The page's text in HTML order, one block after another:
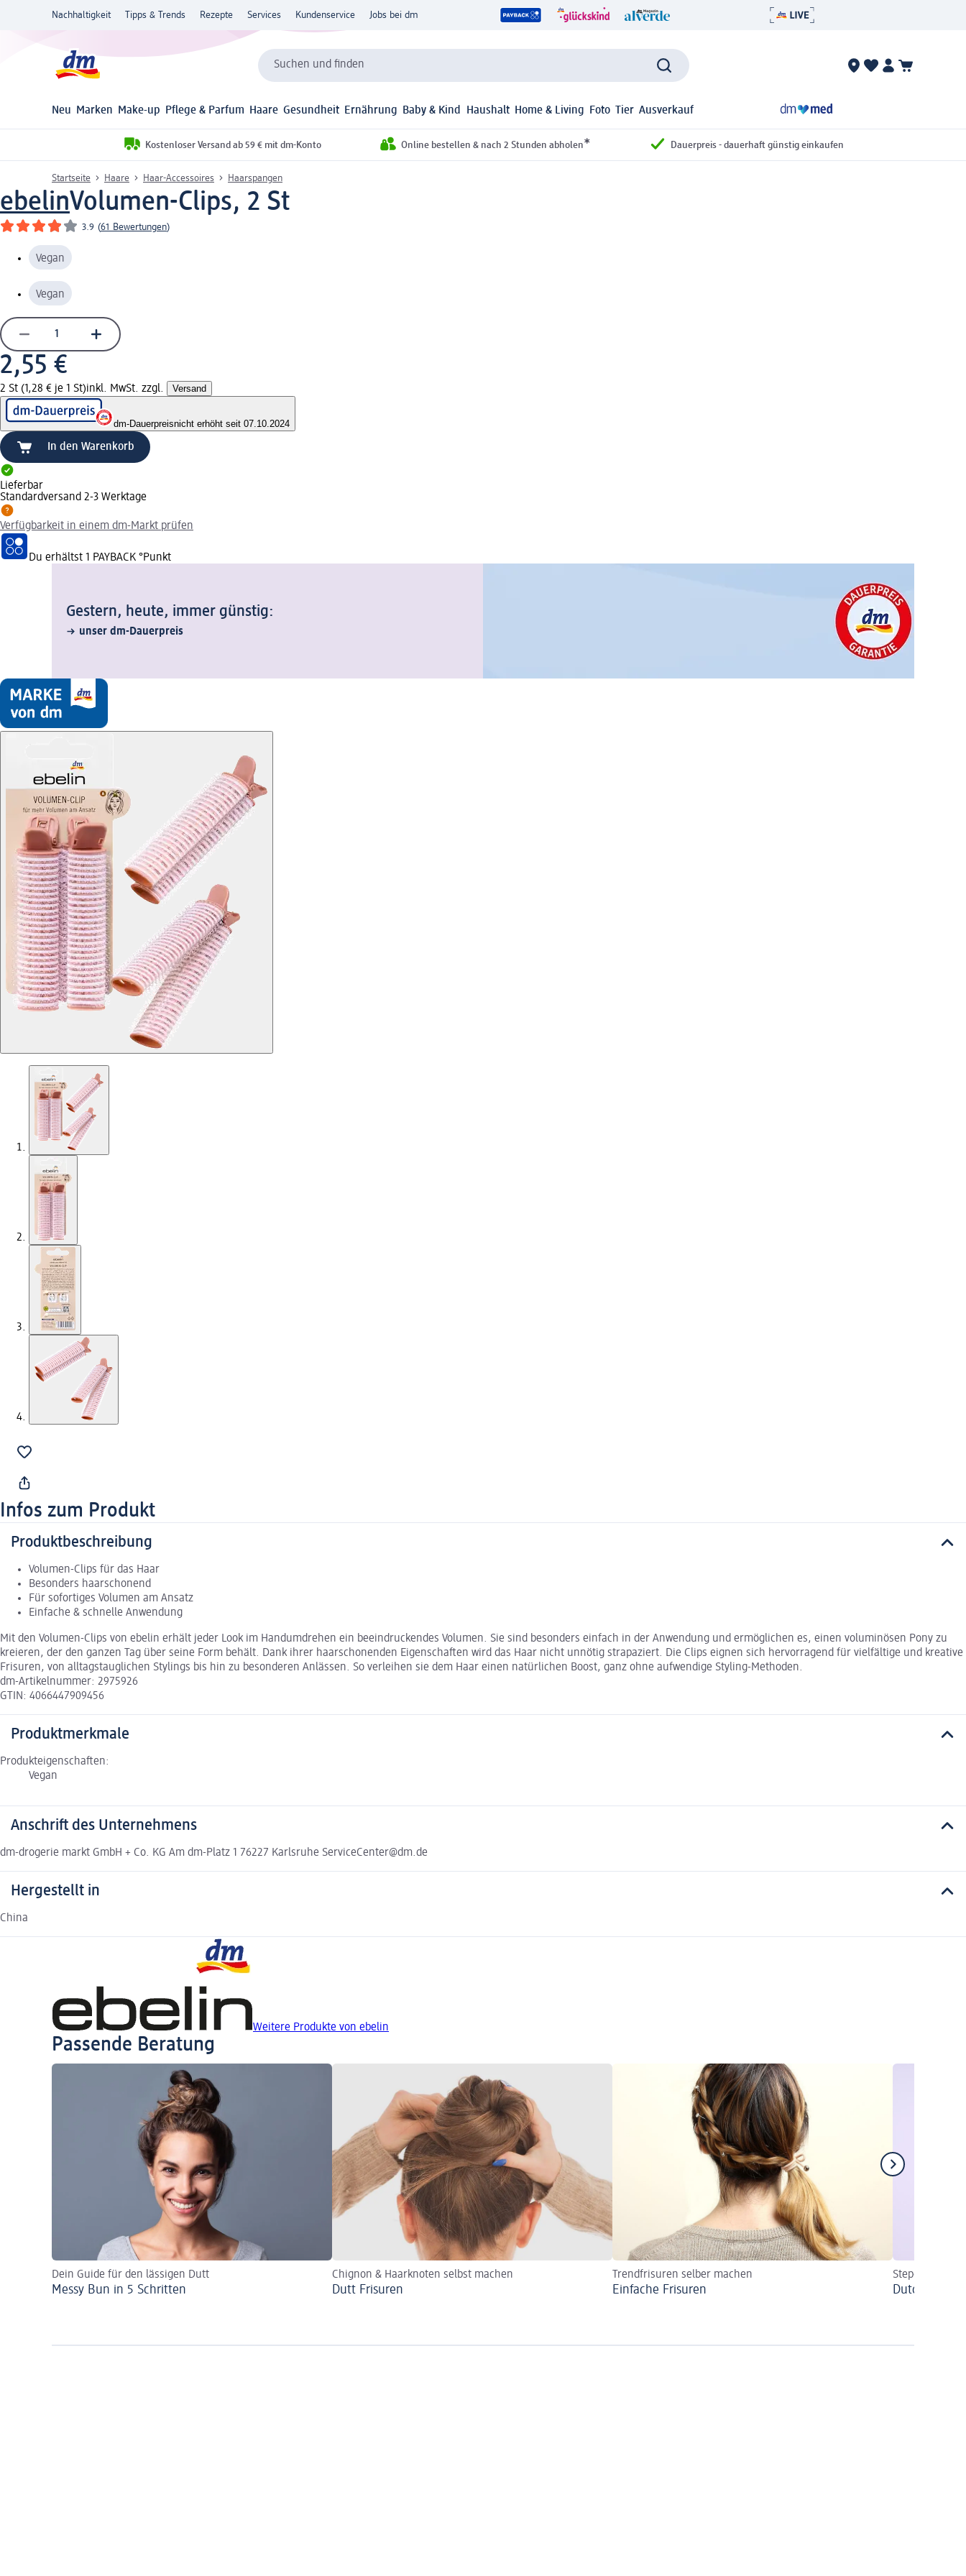
Nachhaltigkeit Tipps & Trends Rezepte Services Kundenservice Jobs bei dm
Suchen und finden
Neu Marken Make-up Pflege & Parfum Haare Gesundheit Ernährung Baby & Kind Haushalt Home & Living Foto Tier Ausverkauf
Kostenloser Versand ab 59 € mit dm-Konto Online bestellen & nach 2 Stunden abholen* Dauerpreis - dauerhaft günstig einkaufen
Startseite Haare Haar-Accessoires Haarspangen
ebelinVolumen-Clips, 2 St
3.9 (61 Bewertungen)
Vegan
Vegan
2,55 €
2 St (1,28 € je 1 St)inkl. MwSt. zzgl. Versand
dm-Dauerpreisnicht erhöht seit 07.10.2024
In den Warenkorb
Lieferbar
Standardversand 2-3 Werktage
Verfügbarkeit in einem dm-Markt prüfen
Du erhältst 1 PAYBACK °Punkt
Gestern, heute, immer günstig:
unser dm-Dauerpreis
Infos zum Produkt
Produktbeschreibung
Volumen-Clips für das Haar
Besonders haarschonend
Für sofortiges Volumen am Ansatz
Einfache & schnelle Anwendung
Mit den Volumen-Clips von ebelin erhält jeder Look im Handumdrehen ein beeindruckendes Volumen. Sie sind besonders einfach in der Anwendung und ermöglichen es, einen voluminösen Pony zu
kreieren, der den ganzen Tag über seine Form behält. Dank ihrer haarschonenden Eigenschaften wird das Haar nicht unnötig strapaziert. Die Clips eignen sich hervorragend für vielfältige und kreative
Frisuren, von alltagstauglichen Stylings bis hin zu besonderen Anlässen. So verleihen sie dem Haar einen natürlichen Boost, ganz ohne aufwendige Styling-Methoden.
dm-Artikelnummer: 2975926
GTIN: 4066447909456
Produktmerkmale
Produkteigenschaften:
Vegan
Anschrift des Unternehmens
dm-drogerie markt GmbH + Co. KG Am dm-Platz 1 76227 Karlsruhe ServiceCenter@dm.de
Hergestellt in
China
Weitere Produkte von ebelin
Passende Beratung
Dein Guide für den lässigen Dutt
Messy Bun in 5 Schritten
Chignon & Haarknoten selbst machen
Dutt Frisuren
Trendfrisuren selber machen
Einfache Frisuren
Step-by-Step
Dutch